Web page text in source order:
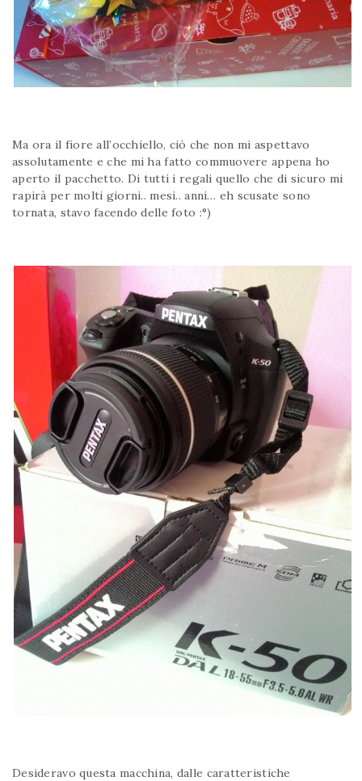
Ma ora il fiore all’occhiello, ciò che non mi aspettavo
assolutamente e che mi ha fatto commuovere appena ho
aperto il pacchetto. Di tutti i regali quello che di sicuro mi
rapirà per molti giorni.. mesi.. anni… eh scusate sono
tornata, stavo facendo delle foto :°)
Desideravo questa macchina, dalle caratteristiche